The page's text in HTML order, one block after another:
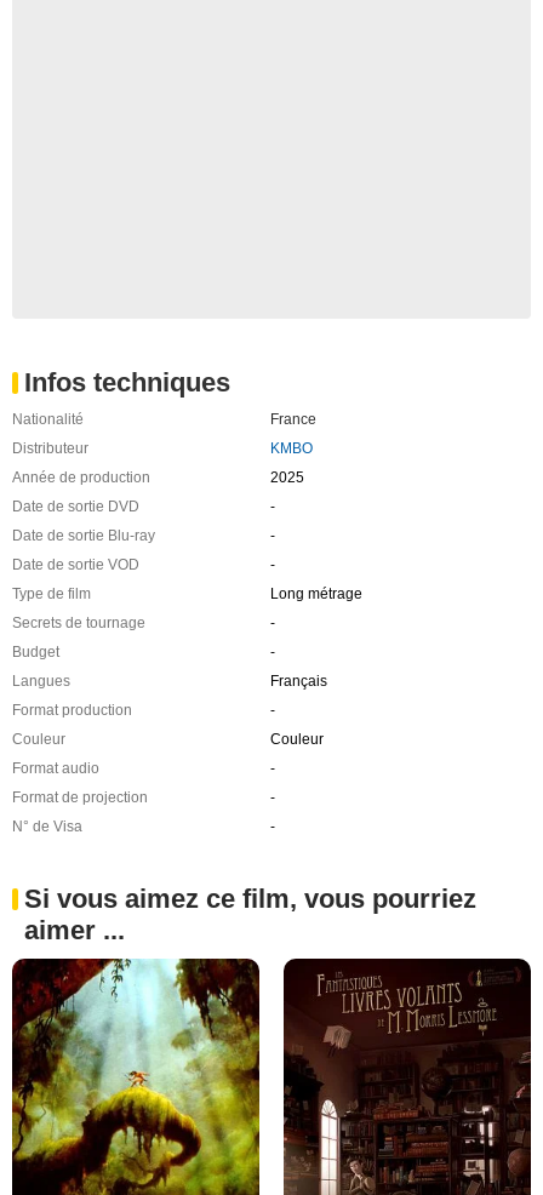
Infos techniques
Nationalité
France
Distributeur
KMBO
Année de production
2025
Date de sortie DVD
-
Date de sortie Blu-ray
-
Date de sortie VOD
-
Type de film
Long métrage
Secrets de tournage
-
Budget
-
Langues
Français
Format production
-
Couleur
Couleur
Format audio
-
Format de projection
-
N° de Visa
-
Si vous aimez ce film, vous pourriez
aimer ...